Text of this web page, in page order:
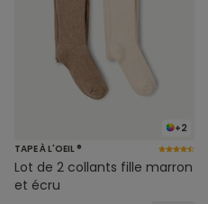
+2
TAPE À L'OEIL ®
Lot de 2 collants fille marron
et écru